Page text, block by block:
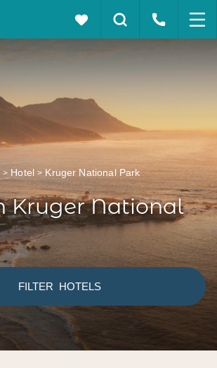
Hotel Kruger National Park
Kruger National
FILTER HOTELS